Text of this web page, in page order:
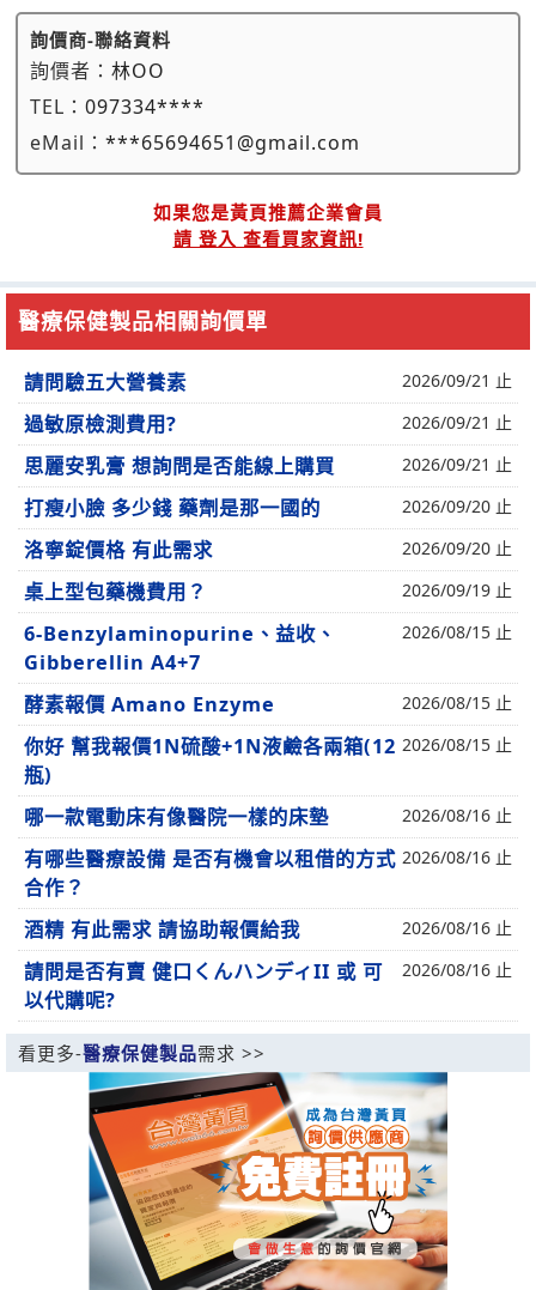
詢價商-聯絡資料
詢價者： 林OO
TEL： 097334****
eMail： ***65694651@gmail.com
如果您是黃頁推薦企業會員
請 登入 查看買家資訊!
醫療保健製品相關詢價單
請問驗五大營養素 2026/09/21 止
過敏原檢測費用? 2026/09/21 止
思麗安乳膏 想詢問是否能線上購買 2026/09/21 止
打瘦小臉 多少錢 藥劑是那一國的 2026/09/20 止
洛寧錠價格 有此需求 2026/09/20 止
桌上型包藥機費用？ 2026/09/19 止
6-Benzylaminopurine、益收、
Gibberellin A4+7
2026/08/15 止
酵素報價 Amano Enzyme 2026/08/15 止
你好 幫我報價1N硫酸+1N液鹼各兩箱(12
瓶)
2026/08/15 止
哪一款電動床有像醫院一樣的床墊 2026/08/16 止
有哪些醫療設備 是否有機會以租借的方式
合作？
2026/08/16 止
酒精 有此需求 請協助報價給我 2026/08/16 止
請問是否有賣 健口くんハンディII 或 可
以代購呢?
2026/08/16 止
看更多-醫療保健製品需求 >>